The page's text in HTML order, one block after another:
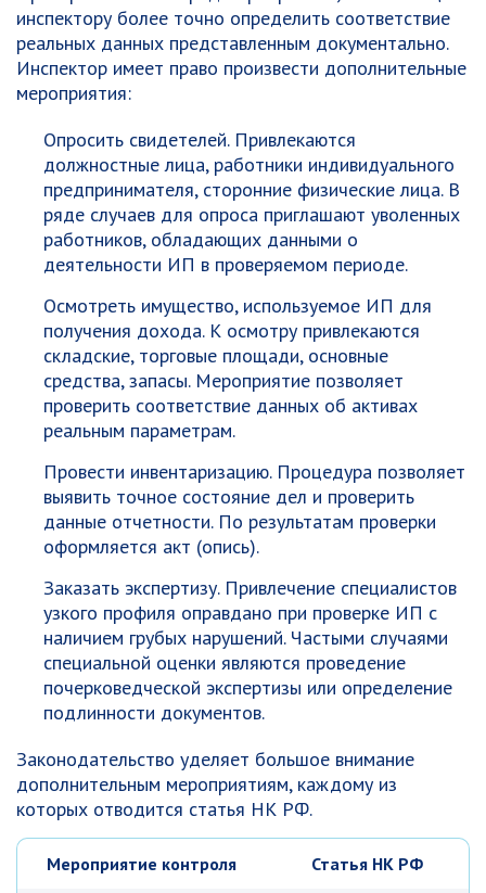
инспектору более точно определить соответствие
реальных данных представленным документально.
Инспектор имеет право произвести дополнительные
мероприятия:
Опросить свидетелей. Привлекаются
должностные лица, работники индивидуального
предпринимателя, сторонние физические лица. В
ряде случаев для опроса приглашают уволенных
работников, обладающих данными о
деятельности ИП в проверяемом периоде.
Осмотреть имущество, используемое ИП для
получения дохода. К осмотру привлекаются
складские, торговые площади, основные
средства, запасы. Мероприятие позволяет
проверить соответствие данных об активах
реальным параметрам.
Провести инвентаризацию. Процедура позволяет
выявить точное состояние дел и проверить
данные отчетности. По результатам проверки
оформляется акт (опись).
Заказать экспертизу. Привлечение специалистов
узкого профиля оправдано при проверке ИП с
наличием грубых нарушений. Частыми случаями
специальной оценки являются проведение
почерковедческой экспертизы или определение
подлинности документов.
Законодательство уделяет большое внимание
дополнительным мероприятиям, каждому из
которых отводится статья НК РФ.
Мероприятие контроля Статья НК РФ